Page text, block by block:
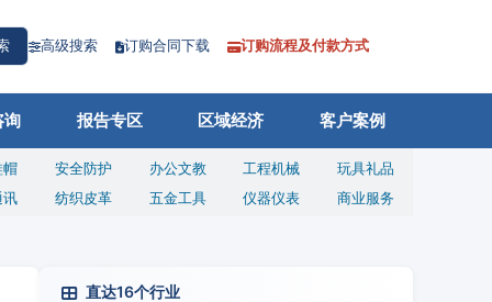
高级搜索 订购合同下载 订购流程及付款方式
询 报告专区 区域经济 客户案例
帽 安全防护 办公文教 工程机械
玩具礼品
讯 纺织皮革 五金工具 仪器仪表 商业服务
直达16个行业